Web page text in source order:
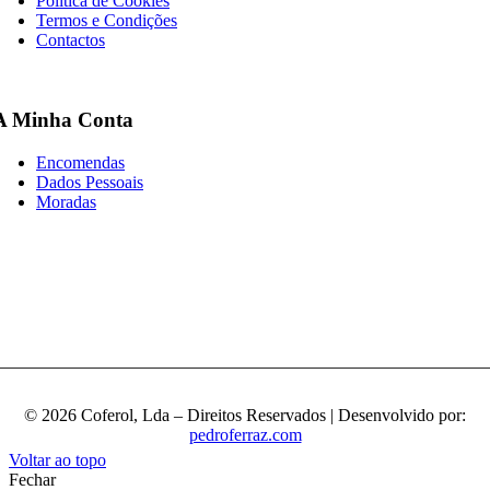
Termos e Condições
Contactos
Minha Conta
Encomendas
Dados Pessoais
Moradas
© 2026 Coferol, Lda – Direitos Reservados | Desenvolvido por:
pedroferraz.com
Voltar ao topo
Fechar